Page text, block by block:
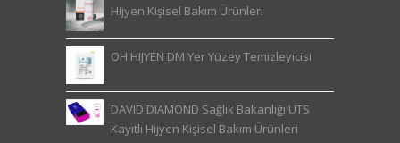
Hijyen Kişisel Bakım Ürünleri
OH HIJYEN DM Yer Yüzey Temizleyicisi
DAVID DIAMOND Sağlık Bakanlığı UTS
Kayıtlı Hijyen Kişisel Bakım Ürünleri